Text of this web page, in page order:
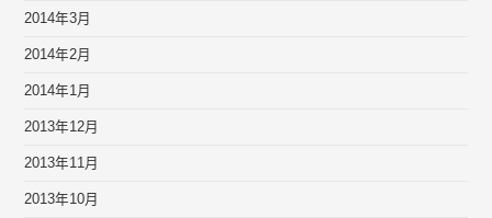
2014年3月
2014年2月
2014年1月
2013年12月
2013年11月
2013年10月